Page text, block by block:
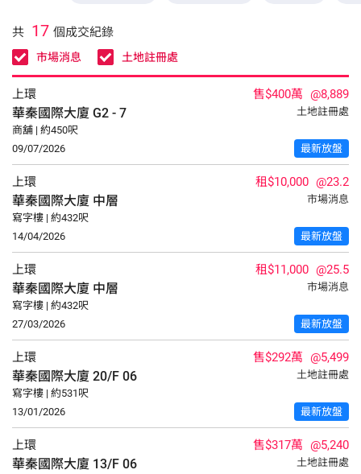
共 17 個成交紀錄
市場消息 土地註冊處
上環 售$400萬 @8,889
華秦國際大廈 G2 - 7
土地註冊處
商舖 | 約450呎
09/07/2026
最新放盤
上環 租$10,000 @23.2
華秦國際大廈 中層
市場消息
寫字樓 | 約432呎
14/04/2026
最新放盤
上環 租$11,000 @25.5
華秦國際大廈 中層
市場消息
寫字樓 | 約432呎
27/03/2026
最新放盤
上環 售$292萬 @5,499
華秦國際大廈 20/F 06
土地註冊處
寫字樓 | 約531呎
13/01/2026
最新放盤
上環 售$317萬 @5,240
華秦國際大廈 13/F 06
土地註冊處